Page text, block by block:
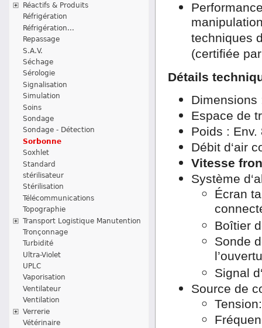
Réactifs & Produits
Réfrigération
Réfrigération...
Repassage
S.A.V.
Séchage
Sérologie
Signalisation
Simulation
Soins
Sondage
Sondage - Détection
Sorbonne
Soxhlet
Standard
stérilisateur
Stérilisation
Télécommunications
Topographie
Transport Logistique Manutention
Tronçonnage
Turbidité
Ultra-Violet
UPLC
Vaporisation
Ventilateur
Ventilation
Verrerie
Vétérinaire
techniques
(certifiée
Détails
Dimensions
Espace de
Poids : Env.
Débit d‘air
Vitesse
Système
Écran
Boîtier
Sonde
Signal
Source de